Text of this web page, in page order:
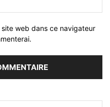
web dans ce navigateur